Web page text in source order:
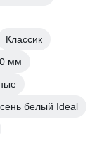
Классик
мм
белый Ideal